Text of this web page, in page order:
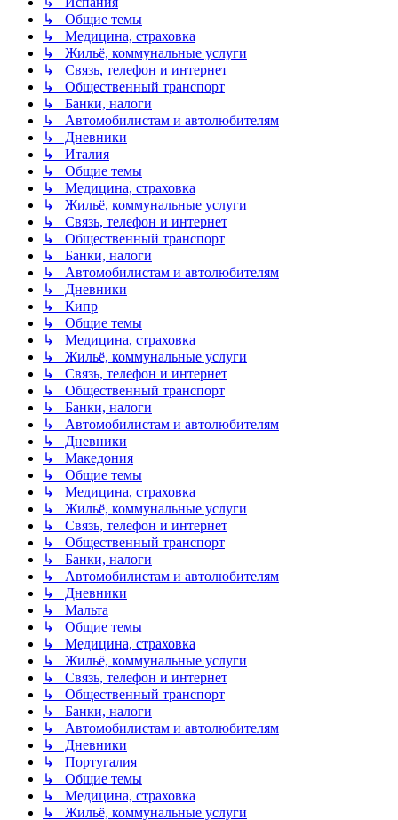
↳ Общие темы
↳ Медицина, страховка
↳ Жильё, коммунальные услуги
↳ Связь, телефон и интернет
↳ Общественный транспорт
↳ Банки, налоги
↳ Автомобилистам и автолюбителям
↳ Дневники
↳ Италия
↳ Общие темы
↳ Медицина, страховка
↳ Жильё, коммунальные услуги
↳ Связь, телефон и интернет
↳ Общественный транспорт
↳ Банки, налоги
↳ Автомобилистам и автолюбителям
↳ Дневники
↳ Кипр
↳ Общие темы
↳ Медицина, страховка
↳ Жильё, коммунальные услуги
↳ Связь, телефон и интернет
↳ Общественный транспорт
↳ Банки, налоги
↳ Автомобилистам и автолюбителям
↳ Дневники
↳ Македония
↳ Общие темы
↳ Медицина, страховка
↳ Жильё, коммунальные услуги
↳ Связь, телефон и интернет
↳ Общественный транспорт
↳ Банки, налоги
↳ Автомобилистам и автолюбителям
↳ Дневники
↳ Мальта
↳ Общие темы
↳ Медицина, страховка
↳ Жильё, коммунальные услуги
↳ Связь, телефон и интернет
↳ Общественный транспорт
↳ Банки, налоги
↳ Автомобилистам и автолюбителям
↳ Дневники
↳ Португалия
↳ Общие темы
↳ Медицина, страховка
↳ Жильё, коммунальные услуги